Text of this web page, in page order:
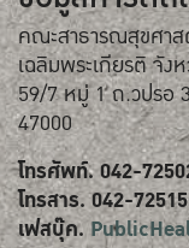
คณะสาธารณสุขศาส
เฉลิมพระเกียรติ จั
59/7 หมู่ 1 ถ.วปรอ
47000
โทรศัพท์. 042-
โทรสาร. 042-
เฟสบุ๊ค.